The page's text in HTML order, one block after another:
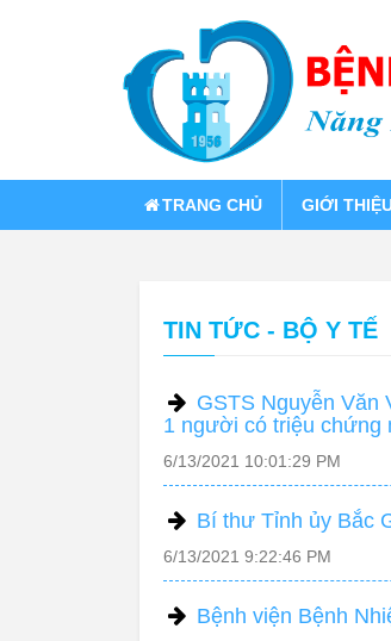
TRANG CHỦ GIỚI
TIN TỨC - BỘ Y TẾ
GSTS Nguyễn Văn
1 người có triệu chứng
6/13/2021 10:01:29 PM
Bí thư Tỉnh ủy Bắc
6/13/2021 9:22:46 PM
Bệnh viện Bệnh